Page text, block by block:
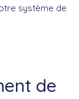
système de
de